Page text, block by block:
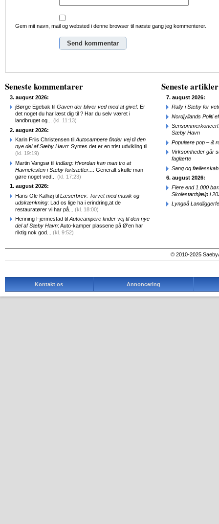
Gem mit navn, mail og websted i denne browser til næste gang jeg kommenterer.
Seneste kommentarer
3. august 2026:
jBørge Egebak til Gaven der bliver ved med at give!: Er
det noget du har læst dig til ? Har du selv været i
landbruget og... (kl. 11:13)
2. august 2026:
Karin Friis Christensen til Autocampere finder vej til den
nye del af Sæby Havn: Syntes det er en trist udvikling til...
(kl. 19:19)
Martin Vangsø til Indlæg: Hvordan kan man tro at
Havnefesten i Sæby fortsætter... : Generalt skulle man
gøre noget ved... (kl. 17:23)
1. august 2026:
Hans Ole Kalhøj til Læserbrev: Torvet med musik og
udskænkning: Lad os lige ha i erindring,at de
restauratører vi har på... (kl. 18:00)
Henning Fjermestad til Autocampere finder vej til den nye
del af Sæby Havn: Auto-kamper plassene på Ø'en har
riktig nok god... (kl. 9:52)
Seneste artikler
7. august 2026:
Rally i Sæby for
Nordjyllands Politi
Sæby Havn
Populære pop – &
Virksomheder går
faglærte
Sang og
6. august 2026:
Flere end 1.000
Skolestarthjælp i
Lyngså
© 2010-2025
Kontakt os Annoncering